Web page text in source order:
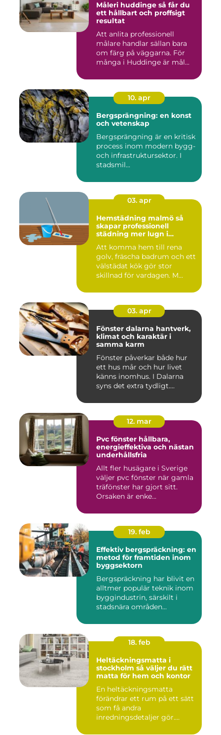
Måleri huddinge så får du
ett hållbart och proffsigt
resultat
Att anlita professionell
målare handlar sällan bara
om färg på väggarna. För
många i Huddinge är mål...
10. apr
Bergsprängning: en konst
och vetenskap
Bergsprängning är en kritisk
process inom modern bygg-
och infrastruktursektor. I
stadsmil...
03. apr
Hemstädning malmö så
skapar professionell
städning mer lugn i
Att komma hem till rena
golv, fräscha badrum och ett
välstädat kök gör stor
skillnad för vardagen. M...
03. apr
Fönster dalarna hantverk,
klimat och karaktär i
samma karm
Fönster påverkar både hur
ett hus mår och hur livet
känns inomhus. I Dalarna
syns det extra tydligt....
12. mar
Pvc fönster hållbara,
energieffektiva och nästan
underhållsfria
Allt fler husägare i Sverige
väljer pvc fönster när gamla
träfönster har gjort sitt.
Orsaken är enke...
19. feb
Effektiv bergspräckning: en
metod för framtiden inom
byggsektorn
Bergspräckning har blivit en
alltmer populär teknik inom
byggindustrin, särskilt i
stadsnära områden...
18. feb
Heltäckningsmatta i
stockholm så väljer du rätt
matta för hem och kontor
En heltäckningsmatta
förändrar ett rum på ett sätt
som få andra
inredningsdetaljer gör.